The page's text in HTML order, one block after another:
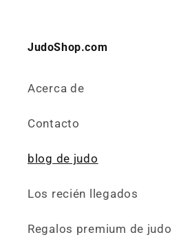
JudoShop.com
Acerca de
Contacto
blog de judo
Los recién llegados
Regalos premium de judo